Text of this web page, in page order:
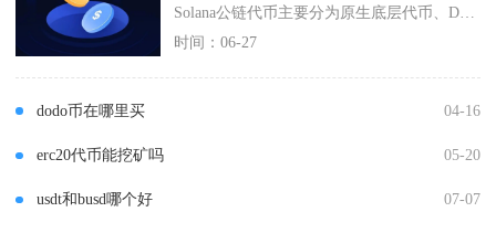
时间：06-27
dodo币在哪里买 04-16
erc20代币能挖矿吗 05-20
usdt和busd哪个好 07-07